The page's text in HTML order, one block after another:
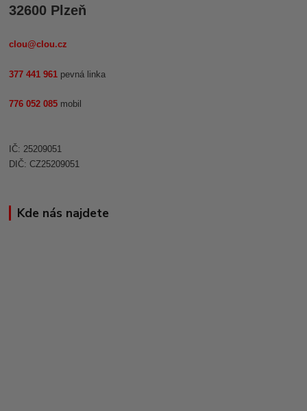
32600 Plzeň
clou@clou.cz
377 441 961 pevná linka
776 052 085 mobil
IČ: 25209051
DIČ: CZ25209051
Kde nás najdete